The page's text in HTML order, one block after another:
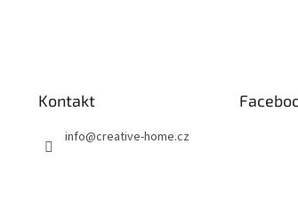
Kontakt
info@creative-home.cz